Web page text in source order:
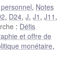
, Notes
, D24,J,J1 ,J11 ,
: Défis
et offre de
monétaire,